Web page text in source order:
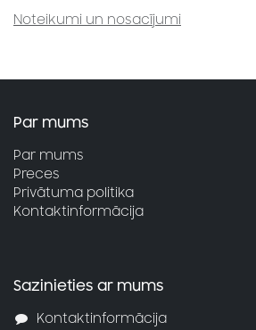
Noteikumi un nosacījumi
Par mums
Par mums
Preces
Privātuma politika
Kontaktinformācija
Sazinieties ar mums
Kontaktinformācija